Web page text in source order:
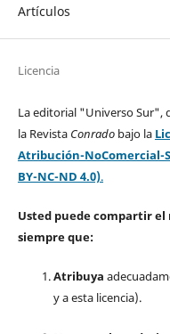
Artículos
Licencia
La editorial "Universo Sur",
la Revista Conradobajo la
Atribución-NoComercial-
BY-NC-ND 4.0).
Usted puede compartir
siempre que:
Atribuya
y a esta licencia).